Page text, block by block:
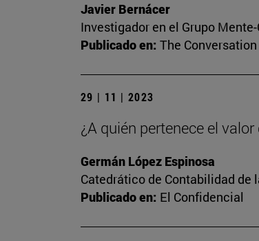
Javier Bernácer
Investigador en el Grupo
Publicado en: The
29 | 11 | 2023
¿A quién pertenece el
Germán López Espinosa
Catedrático de Contabilidad de
Publicado en: El Confidencial